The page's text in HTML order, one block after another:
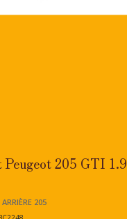
205 GTI 1.9
205